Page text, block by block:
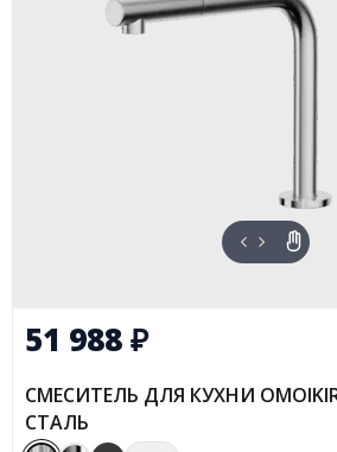
51 988₽
СМЕСИТЕЛЬ ДЛЯ КУХНИ
СТАЛЬ